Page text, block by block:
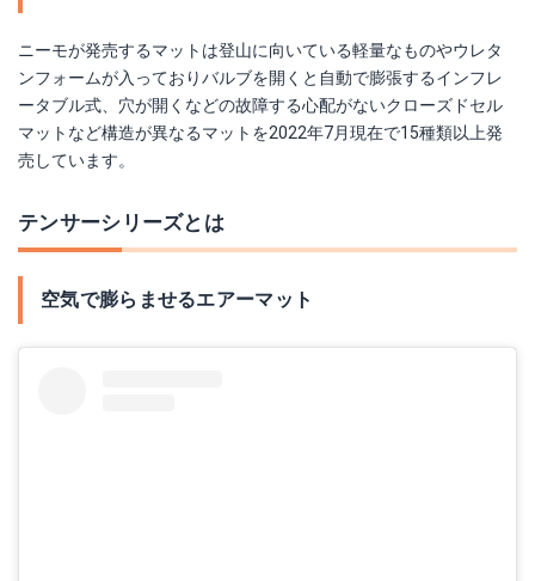
ニーモが発売するマットは登山に向いている軽量なものやウレタ
ンフォームが入っておりバルブを開くと自動で膨張するインフレ
ータブル式、穴が開くなどの故障する心配がないクローズドセル
マットなど構造が異なるマットを2022年7月現在で15種類以上発
売しています。
テンサーシリーズとは
空気で膨らませるエアーマット